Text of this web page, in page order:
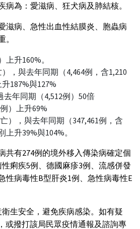
為：愛滋病、狂犬病及肺結核。
滋病、急性出血性結膜炎、胞蟲病
升160%。
，與去年同期（4,464例，含1,210
187%與127%
年同期（4,512例）50倍
）上升69%
），與去年同期（347,461例，含
升39%與104%。
共有274例的境外移入傳染病確定個
痢疾5例、德國麻疹3例、流感併發
性病毒性B型肝炎1例、急性病毒性E
生安全，避免疾病感染。如有疑
或撥打該局民眾疫情通報及諮詢專